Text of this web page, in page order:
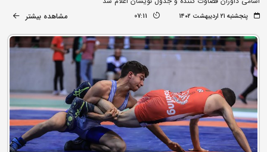
پنجشنبه ۲۱ اردیبهشت ۱۴۰۲ 07:11 مشاهده بیشتر